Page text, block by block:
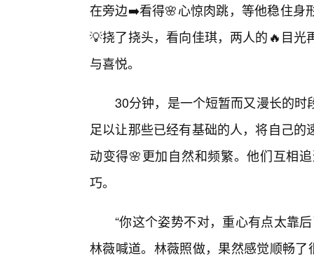
在旁边➡️看得🌸心惊肉跳，等他稳住身
💡挠了挠头，看向佳琪，两人的🔥目
与喜悦。
30分钟，是一个短暂而又漫长的
足以让那些已经有基础的人，将自己
动变得🌸更加自然和频繁。他们互相
巧。
“你这个姿势不对，重心有点太靠
林薇喊道。林薇照做，果然感觉顺畅